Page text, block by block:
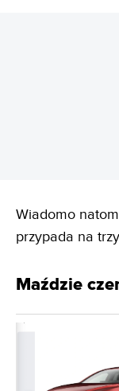
Wiadomo
przypada na
Maździe